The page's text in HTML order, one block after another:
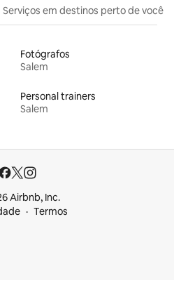
Serviços em destinos perto de você
Fotógrafos
Salem
Personal trainers
Salem
Airbnb, Inc.
Termos